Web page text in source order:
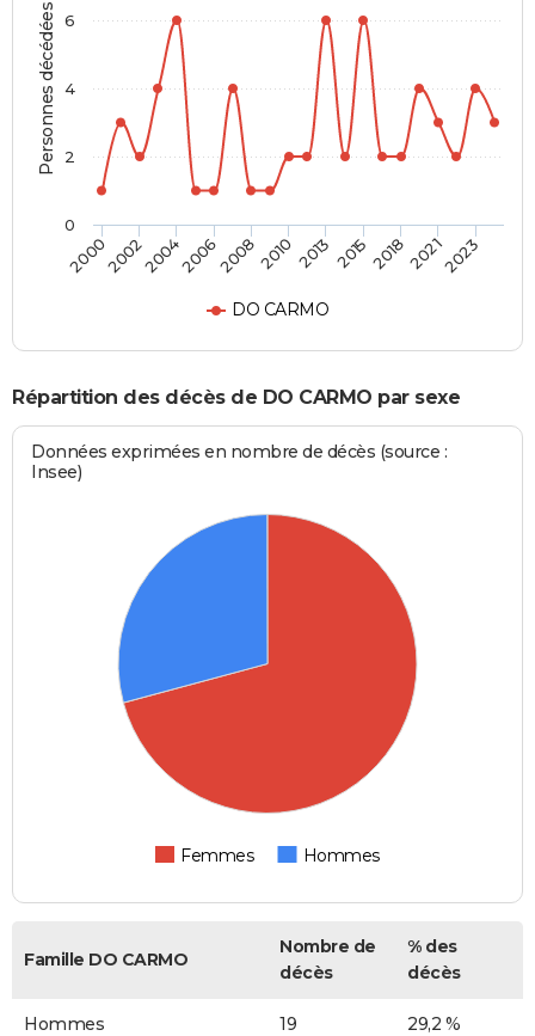
Personnes décédées
DO CARMO
200020022004200620082010 2013 2015201820212023
0
2
4
6
Répartition des décès de DO CARMO par sexe
Données exprimées en nombre de décès (source :
Insee)
Femmes Hommes
Famille DO CARMO
Nombre de
décès
% des
décès
Hommes 19 29,2 %